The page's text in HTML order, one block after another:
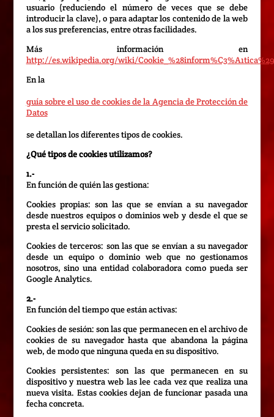
usuario (reduciendo el número de veces que se debe
introducir la clave), o para adaptar los contenido de la web
a los sus preferencias, entre otras facilidades.
Más información en
http://es.wikipedia.org/wiki/Cookie_%28inform%C3%A1tica%29
En la
guía sobre el uso de cookies de la Agencia de Protección de
Datos
se detallan los diferentes tipos de cookies.
¿Qué tipos de cookies utilizamos?
1.-
En función de quién las gestiona:
Cookies propias: son las que se envían a su navegador
desde nuestros equipos o dominios web y desde el que se
presta el servicio solicitado.
Cookies de terceros: son las que se envían a su navegador
desde un equipo o dominio web que no gestionamos
nosotros, sino una entidad colaboradora como pueda ser
Google Analytics.
2.-
En función del tiempo que están activas:
Cookies de sesión: son las que permanecen en el archivo de
cookies de su navegador hasta que abandona la página
web, de modo que ninguna queda en su dispositivo.
Cookies persistentes: son las que permanecen en su
dispositivo y nuestra web las lee cada vez que realiza una
nueva visita. Estas cookies dejan de funcionar pasada una
fecha concreta.